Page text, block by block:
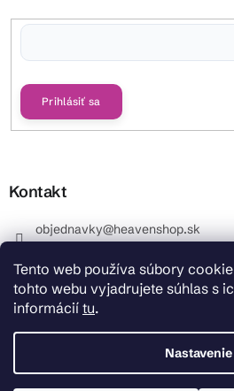
Tento web používa súbory
tohto webu vyjadrujete súhlas s
informácií tu.
Nastavenie
Prihlásiť sa
Kontakt
objednavky@heavenshop.sk
_Info objednávky : +421 914
8.00 hod. do 12.00 .
HeavenShop.sk
HeavenShop.sk